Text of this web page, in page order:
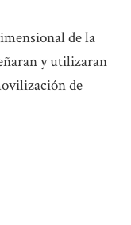
de la
y utilizaran
de